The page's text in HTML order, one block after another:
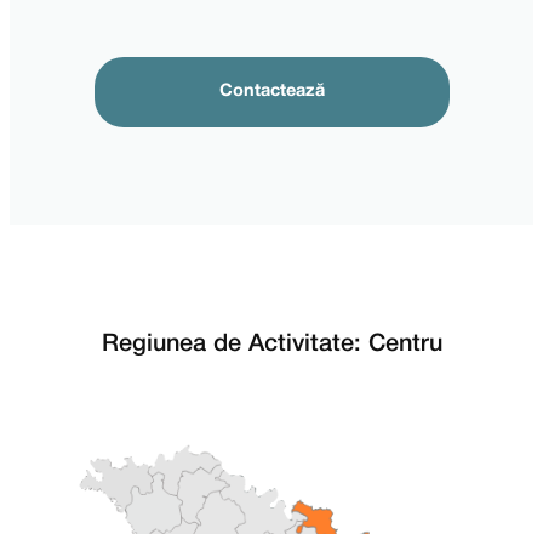
Contactează
Regiunea de Activitate: Centru